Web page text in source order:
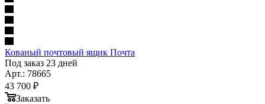
Кованый почтовый ящик Почта
Под заказ 23 дней
Арт.: 78665
43 700 ₽
Заказать